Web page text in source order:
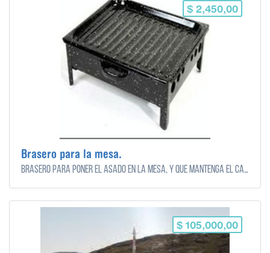
$ 2,450,00
Brasero para la mesa.
Brasero para poner el asado en la mesa, y que mantenga el calor.
$ 105,000,00